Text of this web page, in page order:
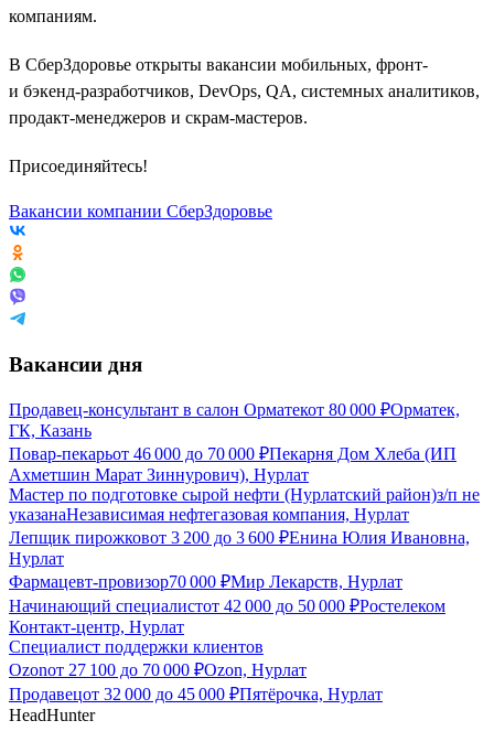
компаниям.
В СберЗдоровье открыты вакансии мобильных, фронт-
и бэкенд-разработчиков, DevOps, QA, системных аналитиков,
продакт-менеджеров и скрам-мастеров.
Присоединяйтесь!
Вакансии компании СберЗдоровье
Вакансии дня
Продавец-консультант в салон Орматекот 80 000 ₽Орматек,
ГК, Казань
Повар-пекарьот 46 000 до 70 000 ₽Пекарня Дом Хлеба (ИП
Ахметшин Марат Зиннурович), Нурлат
Мастер по подготовке сырой нефти (Нурлатский район)з/п не
указанаНезависимая нефтегазовая компания, Нурлат
Лепщик пирожковот 3 200 до 3 600 ₽Енина Юлия Ивановна,
Нурлат
Фармацевт-провизор70 000 ₽Мир Лекарств, Нурлат
Начинающий специалистот 42 000 до 50 000 ₽Ростелеком
Контакт-центр, Нурлат
Специалист поддержки клиентов
Ozonот 27 100 до 70 000 ₽Ozon, Нурлат
Продавецот 32 000 до 45 000 ₽Пятёрочка, Нурлат
HeadHunter